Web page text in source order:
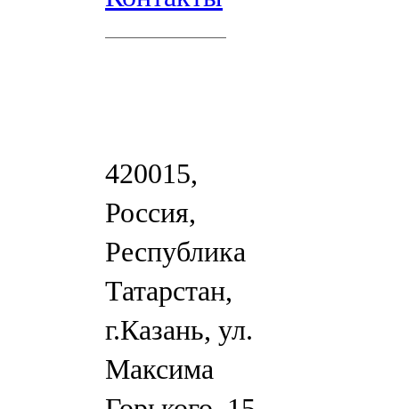
420015,
Россия,
Республика
Татарстан,
г.Казань, ул.
Максима